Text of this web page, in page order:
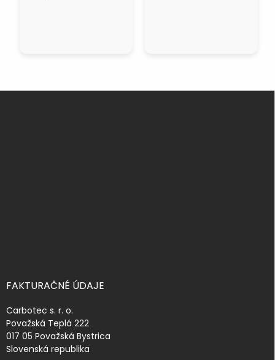
FAKTURAČNÉ ÚDAJE
Carbotec s. r. o.
Považská Teplá 222
017 05 Považská Bystrica
Slovenská republika